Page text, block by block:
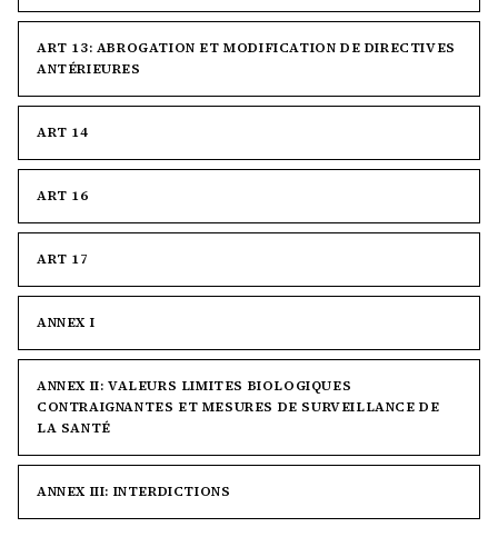
ART 13: ABROGATION ET MODIFICATION DE DIRECTIVES
ANTÉRIEURES
ART 14
ART 16
ART 17
ANNEX I
ANNEX II: VALEURS LIMITES BIOLOGIQUES
CONTRAIGNANTES ET MESURES DE SURVEILLANCE DE
LA SANTÉ
ANNEX III: INTERDICTIONS